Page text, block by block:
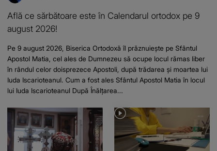
Află ce sărbătoare este în Calendarul ortodox pe 9
august 2026!
Pe 9 august 2026, Biserica Ortodoxă îl prăznuiește pe Sfântul
Apostol Matia, cel ales de Dumnezeu să ocupe locul rămas liber
în rândul celor doisprezece Apostoli, după trădarea și moartea lui
Iuda Iscarioteanul. Cum a fost ales Sfântul Apostol Matia în locul
lui Iuda Iscarioteanul După Înălțarea...